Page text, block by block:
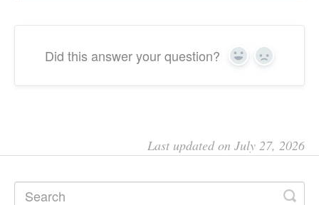
Did this answer your question? Yes No
Last updated on July 27, 2026